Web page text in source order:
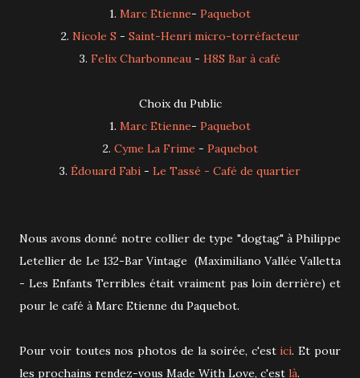
1. Marc Etienne- Paquebot
2. Nicole S- Saint-Henri micro-torréfacteur
3. Felix Charbonneau - H8S Bar à café
Choix du Public
1. Marc Etienne- Paquebot
2. Cyme La Frime - Paquebot
3. Édouard Fabi - Le Tassé - Café de quartier
Nous avons donné notre collier de type "dogtag" à Philippe
Letellier de Le 132-Bar Vintage (Maximiliano Vallée Valletta
- Les Enfants Terribles était vraiment pas loin derrière) et
pour le café à Marc Etienne du Paquebot.
Pour voir toutes nos photos de la soirée, c'estici. Et pour
les prochains rendez-vous Made With Love, c'est là.